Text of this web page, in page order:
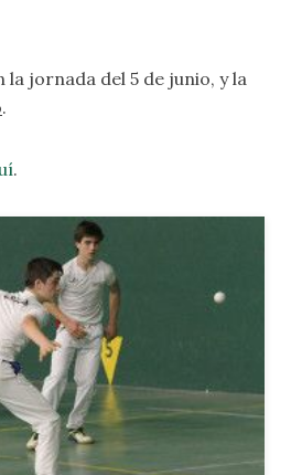
la jornada del 5 de junio, y la
.
.